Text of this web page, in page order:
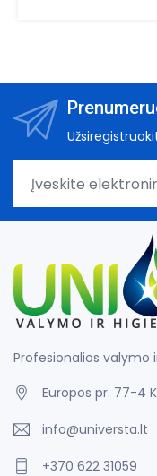
Profesionalios valymo
Europos pr. 77-4
info@universta.lt
+370 622 31059